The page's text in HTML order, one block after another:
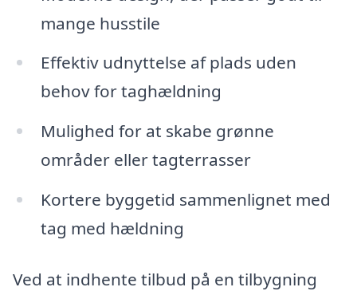
mange husstile
Effektiv udnyttelse af plads uden
behov for taghældning
Mulighed for at skabe grønne
områder eller tagterrasser
Kortere byggetid sammenlignet med
tag med hældning
Ved at indhente tilbud på en tilbygning